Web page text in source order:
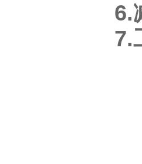
6.
7.